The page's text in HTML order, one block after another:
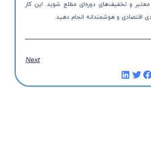
و تخفیف‌های دوره‌ای مطلع شوید. این کار
اقتصادی و هوشمندانه انجام دهید.
Next